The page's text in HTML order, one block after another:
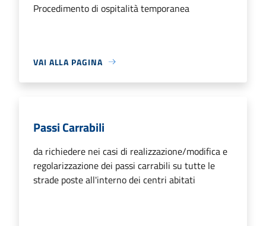
Procedimento di ospitalità temporanea
VAI ALLA PAGINA
Passi Carrabili
da richiedere nei casi di realizzazione/modifica e
regolarizzazione dei passi carrabili su tutte le
strade poste all'interno dei centri abitati